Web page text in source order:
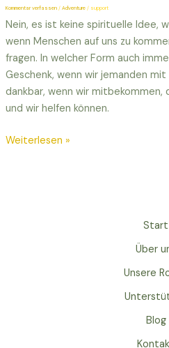
Kommentar verfassen / Adventure/ support
Nein, es ist keine spirituelle Idee,
wenn Menschen auf uns zu
fragen. In welcher Form auch
Geschenk, wenn wir jemanden
dankbar, wenn wir
und wir helfen können.
Weiterlesen »
Start
Über
Unsere
Blog